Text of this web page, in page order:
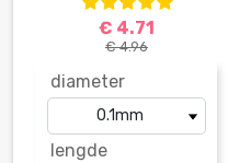
€ 4.71
€ 4.96
diameter
lengde